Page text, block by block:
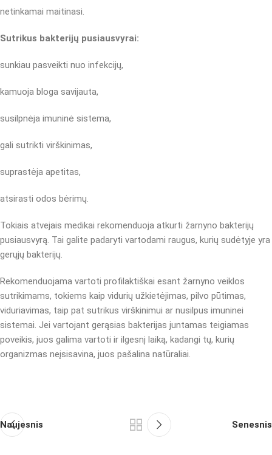
netinkamai maitinasi.
Sutrikus bakterijų pusiausvyrai:
sunkiau pasveikti nuo infekcijų,
kamuoja bloga savijauta,
susilpnėja imuninė sistema,
gali sutrikti virškinimas,
suprastėja apetitas,
atsirasti odos bėrimų.
Tokiais atvejais medikai rekomenduoja atkurti žarnyno bakterijų
pusiausvyrą. Tai galite padaryti vartodami raugus, kurių sudėtyje yra
gerųjų bakterijų.
Rekomenduojama vartoti profilaktiškai esant žarnyno veiklos
sutrikimams, tokiems kaip vidurių užkietėjimas, pilvo pūtimas,
viduriavimas, taip pat sutrikus virškinimui ar nusilpus imuninei
sistemai. Jei vartojant gerąsias bakterijas juntamas teigiamas
poveikis, juos galima vartoti ir ilgesnį laiką, kadangi tų, kurių
organizmas neįsisavina, juos pašalina natūraliai.
Naujesnis Senesnis